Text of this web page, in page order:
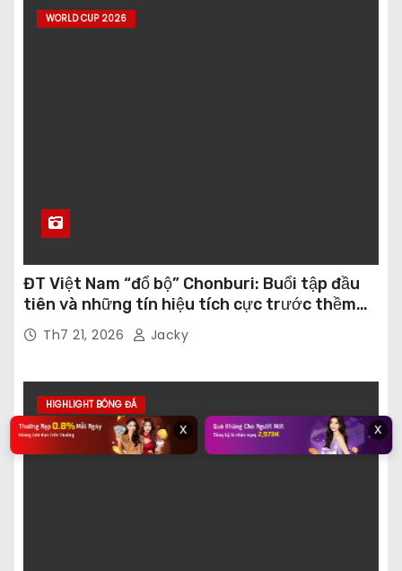
WORLD CUP 2026
ĐT Việt Nam “đổ bộ” Chonburi: Buổi tập đầu
tiên và những tín hiệu tích cực trước thềm
ASEAN Championship 2026
Th7 21, 2026 Jacky
HIGHLIGHT BÓNG ĐÁ
x x